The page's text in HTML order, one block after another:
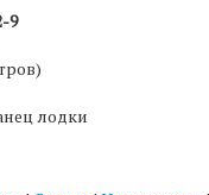
9
лодки